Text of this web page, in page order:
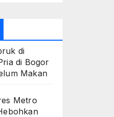
di
di Bogor
Makan
Metro